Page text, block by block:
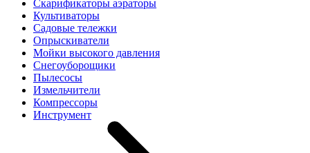
Скарификаторы аэраторы
Культиваторы
Садовые тележки
Опрыскиватели
Мойки высокого давления
Снегоуборощики
Пылесосы
Измельчители
Компрессоры
Инструмент